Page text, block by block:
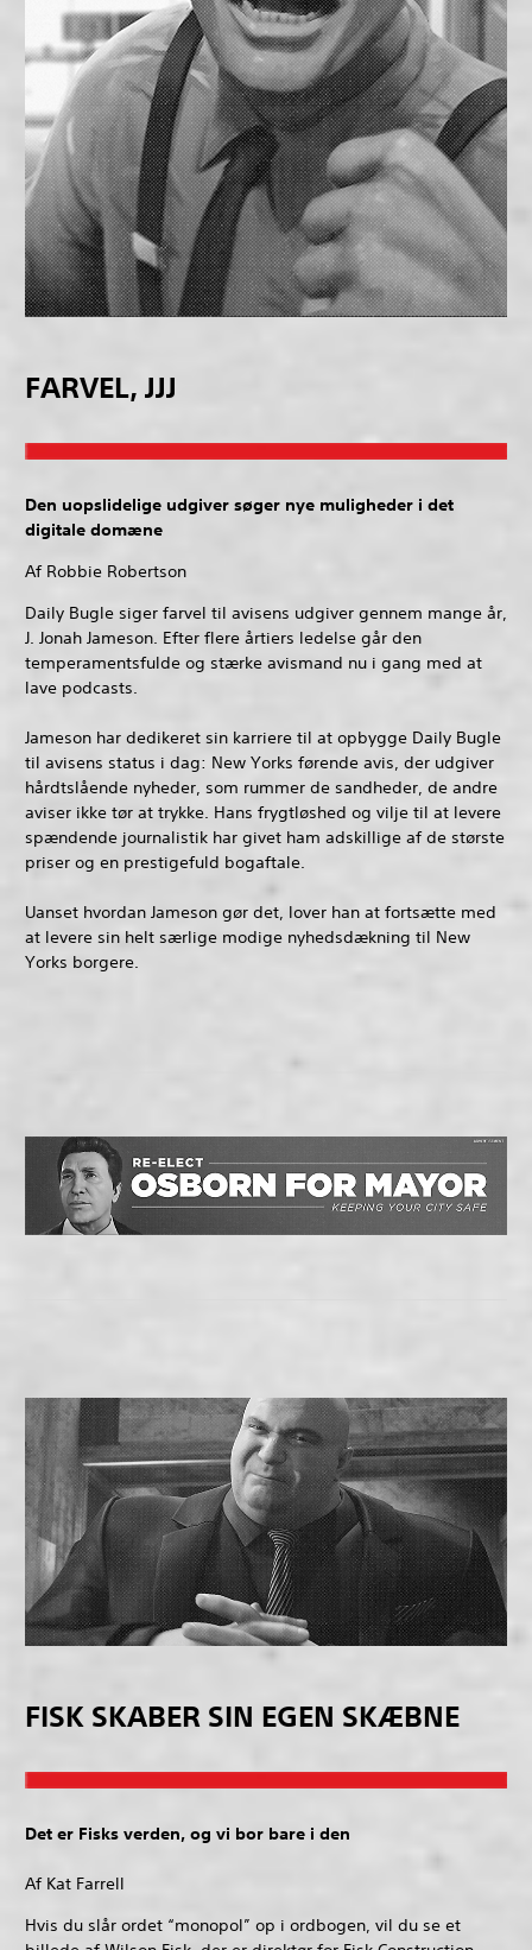
FARVEL, JJJ
Den uopslidelige udgiver søger nye muligheder i det
digitale domæne
Af Robbie Robertson
Daily Bugle siger farvel til avisens udgiver gennem mange år,
J. Jonah Jameson. Efter flere årtiers ledelse går den
temperamentsfulde og stærke avismand nu i gang med at
lave podcasts.
Jameson har dedikeret sin karriere til at opbygge Daily Bugle
til avisens status i dag: New Yorks førende avis, der udgiver
hårdtslående nyheder, som rummer de sandheder, de andre
aviser ikke tør at trykke. Hans frygtløshed og vilje til at levere
spændende journalistik har givet ham adskillige af de største
priser og en prestigefuld bogaftale.
Uanset hvordan Jameson gør det, lover han at fortsætte med
at levere sin helt særlige modige nyhedsdækning til New
Yorks borgere.
FISK SKABER SIN EGEN SKÆBNE
Det er Fisks verden, og vi bor bare i den
Af Kat Farrell
Hvis du slår ordet “monopol” op i ordbogen, vil du se et